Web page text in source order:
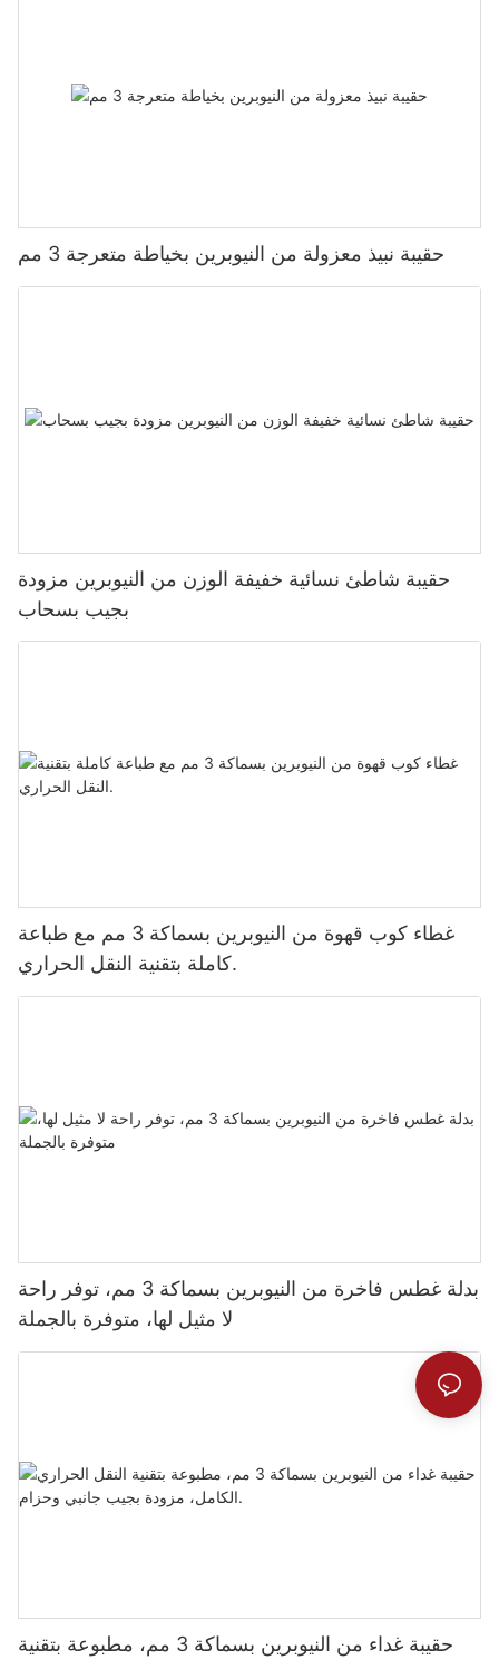
حقيبة نبيذ معزولة من النيوبرين بخياطة متعرجة 3 مم
حقيبة شاطئ نسائية خفيفة الوزن من النيوبرين مزودة
بجيب بسحاب
غطاء كوب قهوة من النيوبرين بسماكة 3 مم مع طباعة
كاملة بتقنية النقل الحراري.
بدلة غطس فاخرة من النيوبرين بسماكة 3 مم، توفر راحة
لا مثيل لها، متوفرة بالجملة
حقيبة غداء من النيوبرين بسماكة 3 مم، مطبوعة بتقنية